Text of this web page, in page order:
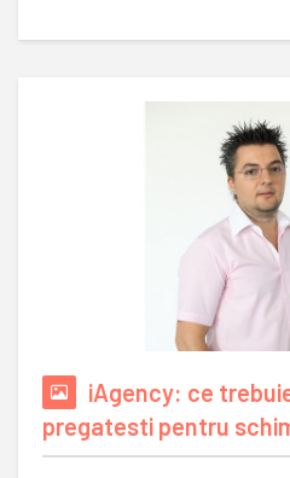
iAgency: ce
pregatesti pentru